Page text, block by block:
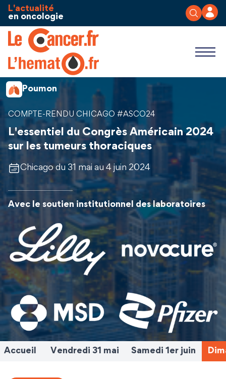
Aller au contenu
L'actualité
en oncologie
Poumon
COMPTE-RENDU CHICAGO #ASCO24
L'essentiel du Congrès Américain 2024
sur les tumeurs thoraciques
Chicago du 31 mai au 4 juin 2024
Avec le soutien institutionnel des laboratoires
Accueil Vendredi 31 mai Samedi 1er juin
Panneau de gestion des cookies